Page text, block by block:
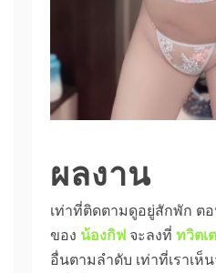
ผลงาน
เท่าที่ติดตามดูอยู่สักพัก ต
ของ น้องกิฟ จะลงที่ ทวิตเ
อื่นตามลำดับ เท่าที่เราเห็